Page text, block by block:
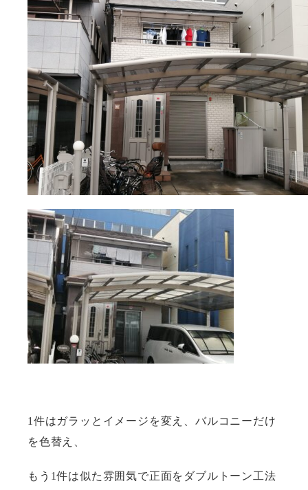
1件はガラッとイメージを変え、バルコニーだけ
を色替え、
もう1件は似た雰囲気で正面をダブルトーン工法